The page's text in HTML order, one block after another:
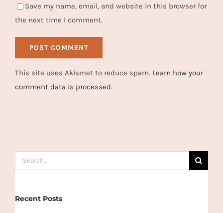
Save my name, email, and website in this browser for
the next time I comment.
This site uses Akismet to reduce spam. Learn how your
comment data is processed.
Search
for:
Recent Posts